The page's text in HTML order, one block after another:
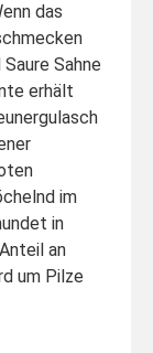
das
Sahne
erhält
im
in
an
um Pilze